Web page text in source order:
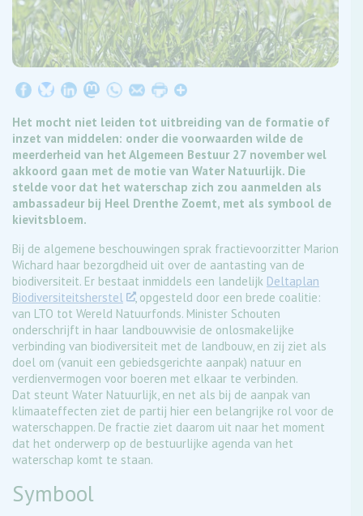
Het mocht niet leiden tot uitbreiding van de formatie of
inzet van middelen: onder die voorwaarden wilde de
meerderheid van het Algemeen Bestuur 27 november wel
akkoord gaan met de motie van Water Natuurlijk. Die
stelde voor dat het waterschap zich zou aanmelden als
ambassadeur bij Heel Drenthe Zoemt, met als symbool de
kievitsbloem.
Bij de algemene beschouwingen sprak fractievoorzitter Marion
Wichard haar bezorgdheid uit over de aantasting van de
biodiversiteit. Er bestaat inmiddels een landelijk Deltaplan
Biodiversiteitsherstel
, opgesteld door een brede coalitie:
van LTO tot Wereld Natuurfonds. Minister Schouten
onderschrijft in haar landbouwvisie de onlosmakelijke
verbinding van biodiversiteit met de landbouw, en zij ziet als
doel om (vanuit een gebiedsgerichte aanpak) natuur en
verdienvermogen voor boeren met elkaar te verbinden.
Dat steunt Water Natuurlijk, en net als bij de aanpak van
klimaateffecten ziet de partij hier een belangrijke rol voor de
waterschappen. De fractie ziet daarom uit naar het moment
dat het onderwerp op de bestuurlijke agenda van het
waterschap komt te staan.
Symbool